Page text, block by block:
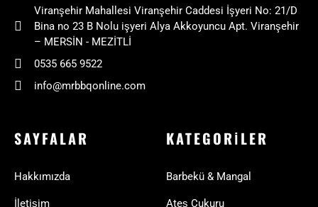
Viranşehir Mahallesi Viranşehir Caddesi İşyeri No: 21/D
Bina no 23 B Nolu işyeri Alya Akkoyuncu Apt. Viranşehir
– MERSİN - MEZİTLİ
0535 665 9522
info@mrbbqonline.com
SAYFALAR
Hakkımızda
İletişim
KATEGORILER
Barbekü & Mangal
Ateş Çukuru